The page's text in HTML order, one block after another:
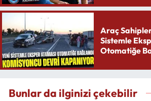
Araç
Sistemle
Otomatiğe
Bunlar da ilginizi çekebilir